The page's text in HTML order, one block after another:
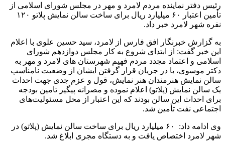
رئیس دفتر نماینده مردم لامرد و مهر در مجلس شورای اسلامی از
تأمین اعتبار ۶٠ میلیارد ریال برای ساخت سالن نمایش پلاتو ١٢٠
نفره شهر لامرد خبر داد.
به گزارش خبرنگار افق فارس از لامرد، سید حسین علوی با اعلام
این خبر گفت: از ابتدای شروع به کار مجلس دوازدهم شورای
اسلامی و اعتماد مجدد مردم فهیم شهرستان های لامرد و مهر به
دکتر موسوی، با در جریان قرار گرفتن ایشان از وضعیت نامناسب
سالن نمایش هنرمندان هنر نمایش، قول و عزم جدی جهت احداث
یک سالن نمایش (پلاتو) اعلام نموده و مصرانه پیگیر تامین بودجه
برای احداث این سالن بودند که این اعتبار از محل مسئولیت‌های
اجتماعی نفت تأمین شد.
وی ادامه داد: ۶٠ میلیارد ریال برای ساخت سالن نمایش (پلاتو) در
شهر لامرد اختصاص یافت و به دستگاه مجری ابلاغ شد.